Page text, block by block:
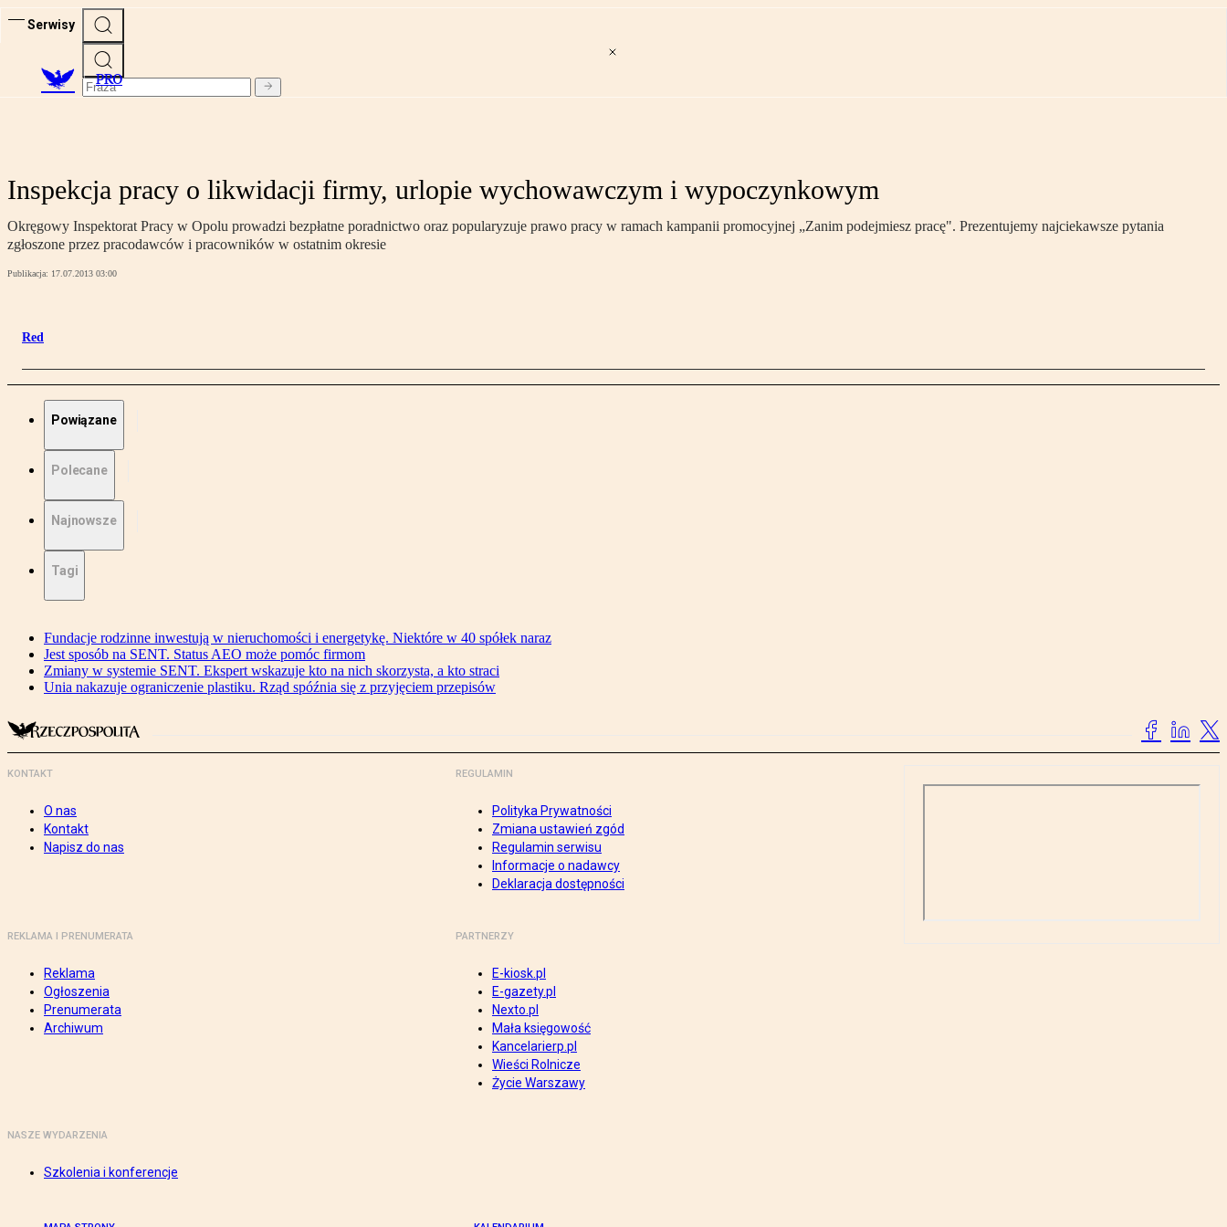
Serwisy
PRO
Inspekcja pracy o likwidacji firmy, urlopie wychowawczym i wypoczynkowym
Okręgowy Inspektorat Pracy w Opolu prowadzi bezpłatne poradnictwo oraz popularyzuje prawo pracy w ramach kampanii promocyjnej „Zanim podejmiesz pracę". Prezentujemy najciekawsze pytania
zgłoszone przez pracodawców i pracowników w ostatnim okresie
Publikacja: 17.07.2013 03:00
Red
Powiązane
Polecane
Najnowsze
Tagi
Fundacje rodzinne inwestują w nieruchomości i energetykę. Niektóre w 40 spółek naraz
Jest sposób na SENT. Status AEO może pomóc firmom
Zmiany w systemie SENT. Ekspert wskazuje kto na nich skorzysta, a kto straci
Unia nakazuje ograniczenie plastiku. Rząd spóźnia się z przyjęciem przepisów
KONTAKT
O nas
Kontakt
Napisz do nas
REGULAMIN
Polityka Prywatności
Zmiana ustawień zgód
Regulamin serwisu
Informacje o nadawcy
Deklaracja dostępności
REKLAMA I PRENUMERATA
Reklama
Ogłoszenia
Prenumerata
Archiwum
PARTNERZY
E-kiosk.pl
E-gazety.pl
Nexto.pl
Mała księgowość
Kancelarierp.pl
Wieści Rolnicze
Życie Warszawy
NASZE WYDARZENIA
Szkolenia i konferencje